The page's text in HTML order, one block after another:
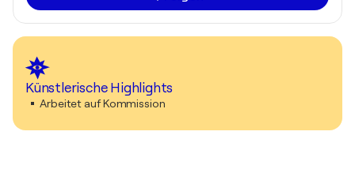
Künstlerische Highlights
Arbeitet auf Kommission